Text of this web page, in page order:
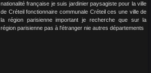
nationalité française je suis jardinier paysagiste pour la ville
de Créteil fonctionnaire communale Créteil ces une ville de
la région parisienne important je recherche que sur la
région parisienne pas à l'étranger nie autres départements